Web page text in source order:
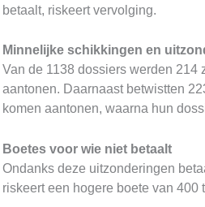
betaalt, riskeert vervolging.
Minnelijke schikkingen en
Van de 1138 dossiers werden
aantonen. Daarnaast betwistten
komen aantonen, waarna hun
Boetes voor wie niet betaalt
Ondanks deze uitzonderingen
riskeert een hogere boete van